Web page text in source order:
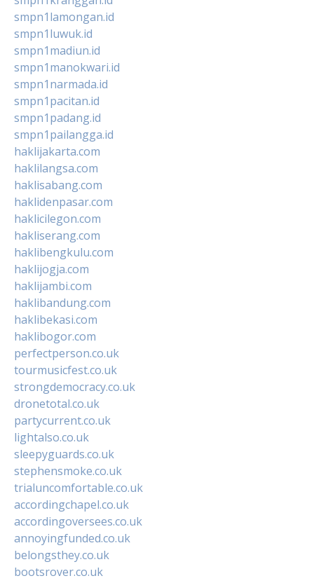
smpn1lamongan.id
smpn1luwuk.id
smpn1madiun.id
smpn1manokwari.id
smpn1narmada.id
smpn1pacitan.id
smpn1padang.id
smpn1pailangga.id
haklijakarta.com
haklilangsa.com
haklisabang.com
haklidenpasar.com
haklicilegon.com
hakliserang.com
haklibengkulu.com
haklijogja.com
haklijambi.com
haklibandung.com
haklibekasi.com
haklibogor.com
perfectperson.co.uk
tourmusicfest.co.uk
strongdemocracy.co.uk
dronetotal.co.uk
partycurrent.co.uk
lightalso.co.uk
sleepyguards.co.uk
stephensmoke.co.uk
trialuncomfortable.co.uk
accordingchapel.co.uk
accordingoversees.co.uk
annoyingfunded.co.uk
belongsthey.co.uk
bootsrover.co.uk